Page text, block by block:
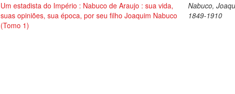
Um estadista do Império : Nabuco de Araujo : sua vida,
suas opiniões, sua época, por seu filho Joaquim Nabuco
(Tomo 1)
Nabuco,
1849-1910